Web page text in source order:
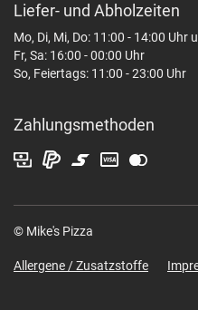
Liefer- und Abholzeiten
Mo, Di, Mi, Do: 11:00 - 14:00 Uhr
Fr, Sa: 16:00 - 00:00 Uhr
So, Feiertags: 11:00 - 23:00 Uhr
Zahlungsmethoden
© Mike's Pizza
Allergene / Zusatzstoffe